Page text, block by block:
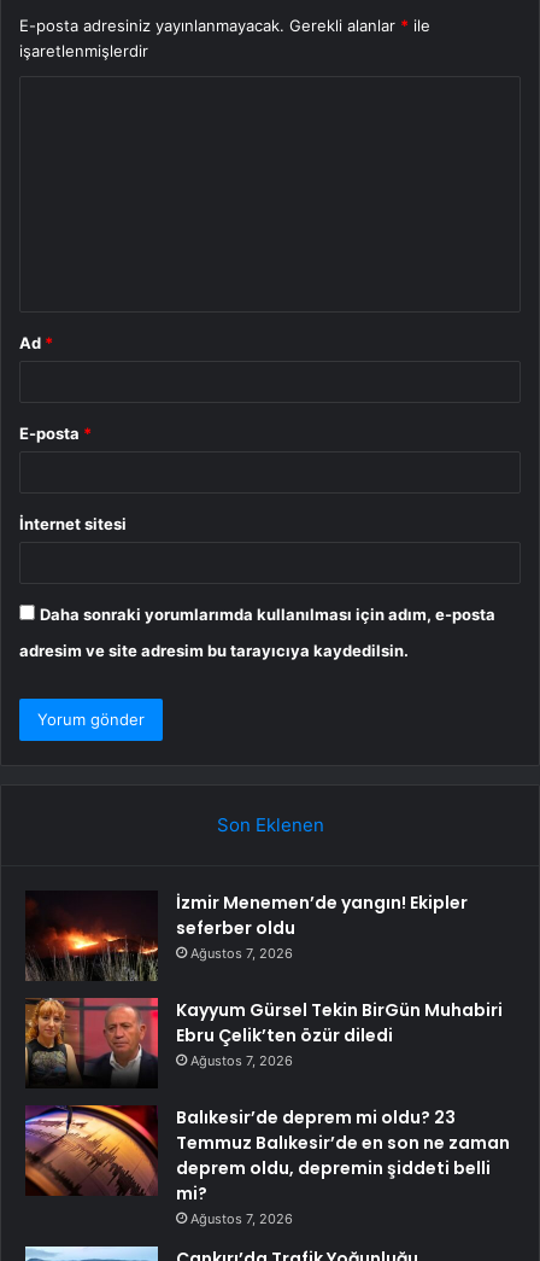
E-posta adresiniz yayınlanmayacak. Gerekli alanlar * ile
işaretlenmişlerdir
Ad *
E-posta *
İnternet sitesi
Daha sonraki yorumlarımda kullanılması için adım, e-posta
adresim ve site adresim bu tarayıcıya kaydedilsin.
Son Eklenen
İzmir Menemen’de yangın! Ekipler
seferber oldu
Ağustos 7, 2026
Kayyum Gürsel Tekin BirGün Muhabiri
Ebru Çelik’ten özür diledi
Ağustos 7, 2026
Balıkesir’de deprem mi oldu? 23
Temmuz Balıkesir’de en son ne zaman
deprem oldu, depremin şiddeti belli
mi?
Ağustos 7, 2026